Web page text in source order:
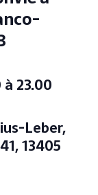
23.00
Leber,
13405